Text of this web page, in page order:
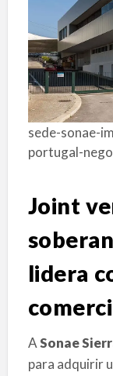
sede-sonae-
portugal-
Joint
lidera
ASonae
para adquirir